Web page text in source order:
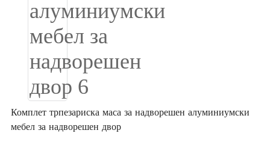
Комплет трпезариска маса за надворешен алуминиумски
мебел за надворешен двор